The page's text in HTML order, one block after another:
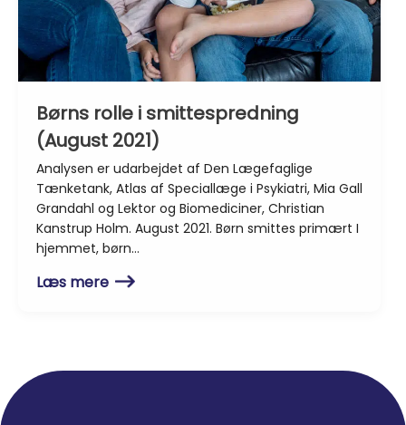
Børns rolle i smittespredning
(August 2021)
Analysen er udarbejdet af Den Lægefaglige
Tænketank, Atlas af Speciallæge i Psykiatri, Mia Gall
Grandahl og Lektor og Biomediciner, Christian
Kanstrup Holm. August 2021. Børn smittes primært I
hjemmet, børn…
Læs mere